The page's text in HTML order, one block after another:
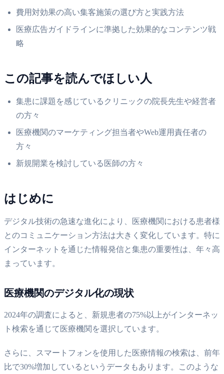
費用対効果の高い集客施策の選び方と実践方法
医療広告ガイドラインに準拠した効果的なコンテンツ戦
略
この記事を読んでほしい人
集患に課題を感じているクリニックの院長先生や経営者
の方々
医療機関のマーケティング担当者やWeb運用責任者の
方々
新規開業を検討している医師の方々
はじめに
デジタル技術の急速な進化により、医療機関における患者様
とのコミュニケーション方法は大きく変化しています。特に
インターネットを通じた情報発信と集患の重要性は、年々高
まっています。
医療機関のデジタル化の現状
2024年の調査によると、新規患者の75%以上がインターネッ
ト検索を通じて医療機関を選択しています。
さらに、スマートフォンを使用した医療情報の検索は、前年
比で30%増加しているというデータもあります。このような